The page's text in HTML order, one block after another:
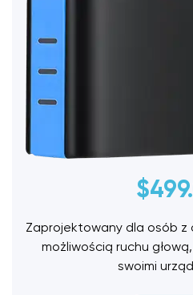
$
Zaprojektowany dla osób z
możliwością ruchu
swoimi